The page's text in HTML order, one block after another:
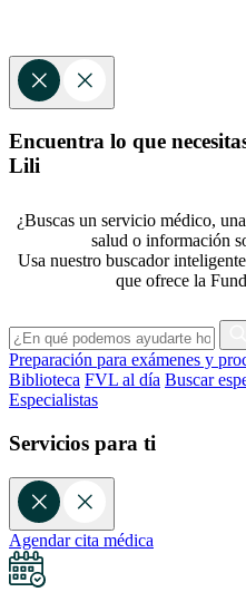
Encuentra lo que
Lili
¿Buscas un servicio médico,
salud o información
Usa nuestro buscador
que ofrece la
Preparación para exámenes y
Biblioteca FVL al día Buscar
Especialistas
Servicios para ti
Agendar cita médica